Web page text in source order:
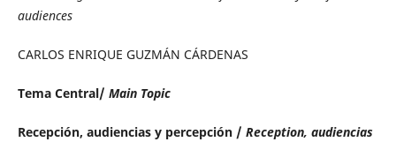
audiences
CARLOS ENRIQUE GUZMÁN CÁRDENAS
Tema Central/ Main Topic
Recepción, audiencias y percepción / Reception, audiencias